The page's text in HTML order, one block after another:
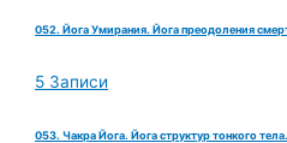
052. Йога Умирания. Йога преодоления
5 Записи
053. Чакра Йога. Йога структур тонкого